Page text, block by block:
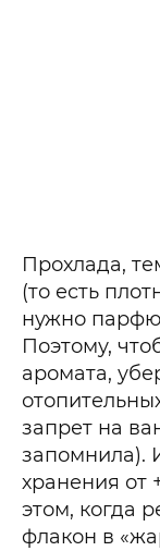
Прохлада,
(то есть
нужно
Поэтому,
аромата,
запрет на
запомнила).
хранения от
этом, когда
флакон в